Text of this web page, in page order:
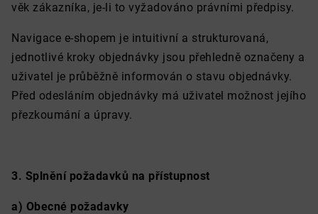
věk zákazníka, je-li to vyžadováno právními předpisy.
Navigace e-shopem je intuitivní a strukturovaná,
jednotlivé kroky objednávky jsou přehledně označeny a
uživatel je průběžně informován o stavu objednávky.
Před odesláním objednávky má uživatel možnost jejího
přezkoumání a úpravy.
3. Splnění požadavků na přístupnost
a) Obecné požadavky